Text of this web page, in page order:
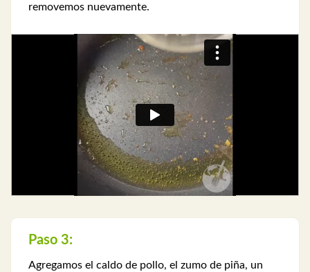
removemos nuevamente.
Paso 3:
Agregamos el caldo de pollo, el zumo de piña, un